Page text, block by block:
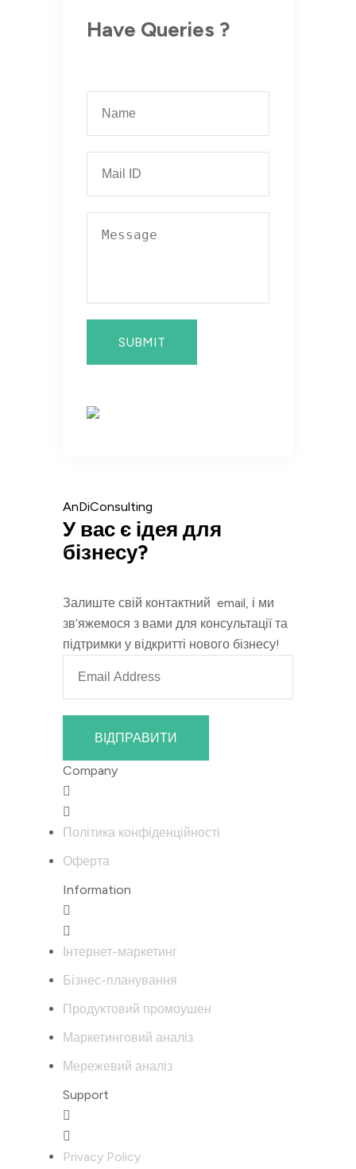
Have Queries ?
AnDiConsulting
У вас є ідея для
бізнесу?
Залиште свій контактний email, і ми
зв’яжемося з вами для консультації та
підтримки у відкритті нового бізнесу!
ВІДПРАВИТИ
Company
Політика конфіденційності
Оферта
Information
Інтернет-маркетинг
Бізнес-планування
Продуктовий промоушен
Маркетинговий аналіз
Мережевий аналіз
Support
Privacy Policy